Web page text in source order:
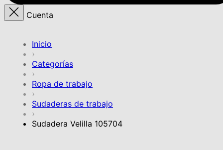
Cuenta
Inicio
›
Categorías
›
Ropa de trabajo
›
Sudaderas de trabajo
›
Sudadera Velilla 105704